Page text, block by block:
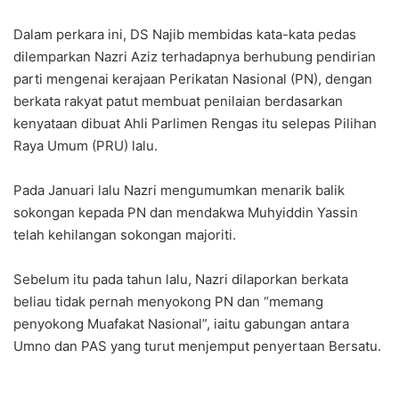
Dalam perkara ini, DS Najib membidas kata-kata pedas
dilemparkan Nazri Aziz terhadapnya berhubung pendirian
parti mengenai kerajaan Perikatan Nasional (PN), dengan
berkata rakyat patut membuat penilaian berdasarkan
kenyataan dibuat Ahli Parlimen Rengas itu selepas Pilihan
Raya Umum (PRU) lalu.
Pada Januari lalu Nazri mengumumkan menarik balik
sokongan kepada PN dan mendakwa Muhyiddin Yassin
telah kehilangan sokongan majoriti.
Sebelum itu pada tahun lalu, Nazri dilaporkan berkata
beliau tidak pernah menyokong PN dan “memang
penyokong Muafakat Nasional”, iaitu gabungan antara
Umno dan PAS yang turut menjemput penyertaan Bersatu.